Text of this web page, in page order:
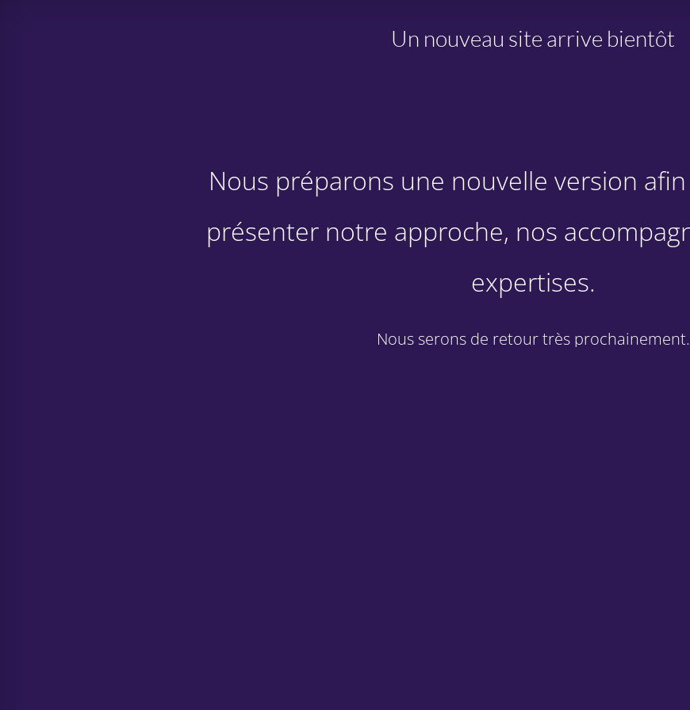
Un nouveau site arrive bientôt
Nous préparons une nouvelle version
présenter notre approche, nos
expertises.
Nous serons de retour très prochainement.